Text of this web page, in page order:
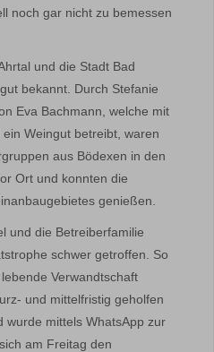
noch gar nicht zu bemessen
und die Stadt Bad
bekannt. Durch Stefanie
Eva Bachmann, welche mit
Weingut betreibt, waren
aus Bödexen in den
Ort und konnten die
genießen.
und die Betreiberfamilie
schwer getroffen. So
Verwandtschaft
und mittelfristig geholfen
wurde mittels WhatsApp zur
am Freitag den